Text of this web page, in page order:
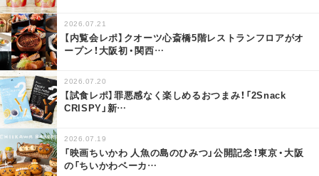
2026.07.21
【内覧会レポ】クオーツ心斎橋5階レストランフロアがオ
ープン！大阪初・関西…
2026.07.20
【試食レポ】罪悪感なく楽しめるおつまみ！「2Snack
CRISPY」新…
2026.07.19
「映画ちいかわ 人魚の島のひみつ」公開記念！東京・大阪
の「ちいかわベーカ…